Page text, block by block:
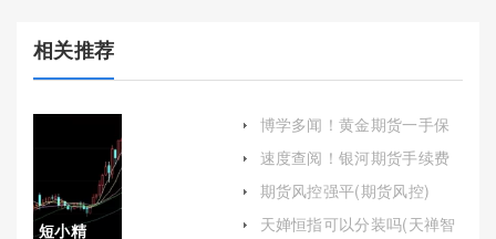
相关推荐
短小精
博学多闻！黄金期货一手保
行资金管理和风险控制）
速度查阅！银河期货手续费
期货风控强平(期货风控)
天婵恒指可以分装吗(天禅智